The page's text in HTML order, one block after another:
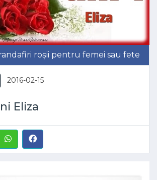
roșii pentru femei sau fete
2016-02-15
Eliza